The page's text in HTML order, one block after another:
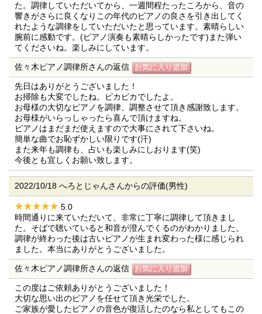
た。調律していただいてから、一週間程たったころから、音の
響きがさらに良くなりこの年代のピアノの良さを引き出してく
れたような調律をしていただいたと思っています。素晴らしい
腕前に感動です。(ピアノ演奏も素晴らしかったです)また弾い
てくださいね。楽しみにしています。
佐々木ピアノ調律所さんの返信
先日はありがとうございました！
お掃除も大変でしたね。ピカピカでしたよ。
お母様の大切なピアノを調律、調整させて頂き感謝致します。
お母様がいらっしゃったら喜んで頂けますね。
ピアノはまだまだ使えますので大事にされて下さいね。
簡単な曲でお恥ずかしい限りです(汗)
また来年も調律も、占いも楽しみにしおります(笑)
今後とも宜しくお願い致します。
2022/10/18 へろとじゃんさんからの評価(男性)
5.0
時間通りに来ていただいて、非常に丁寧に調律して頂きまし
た。そばで聴いていると和音が澄んでくるのがわかりました。
調律が終わった後は古いピアノが生まれ変わった様に感じられ
ました。本当にありがとうございました。
佐々木ピアノ調律所さんの返信
この度はご依頼ありがとうございました！
大切な思い出のピアノを任せて頂き光栄でした。
ご家族が愛したピアノの音色が復活したのなら私としてもこの